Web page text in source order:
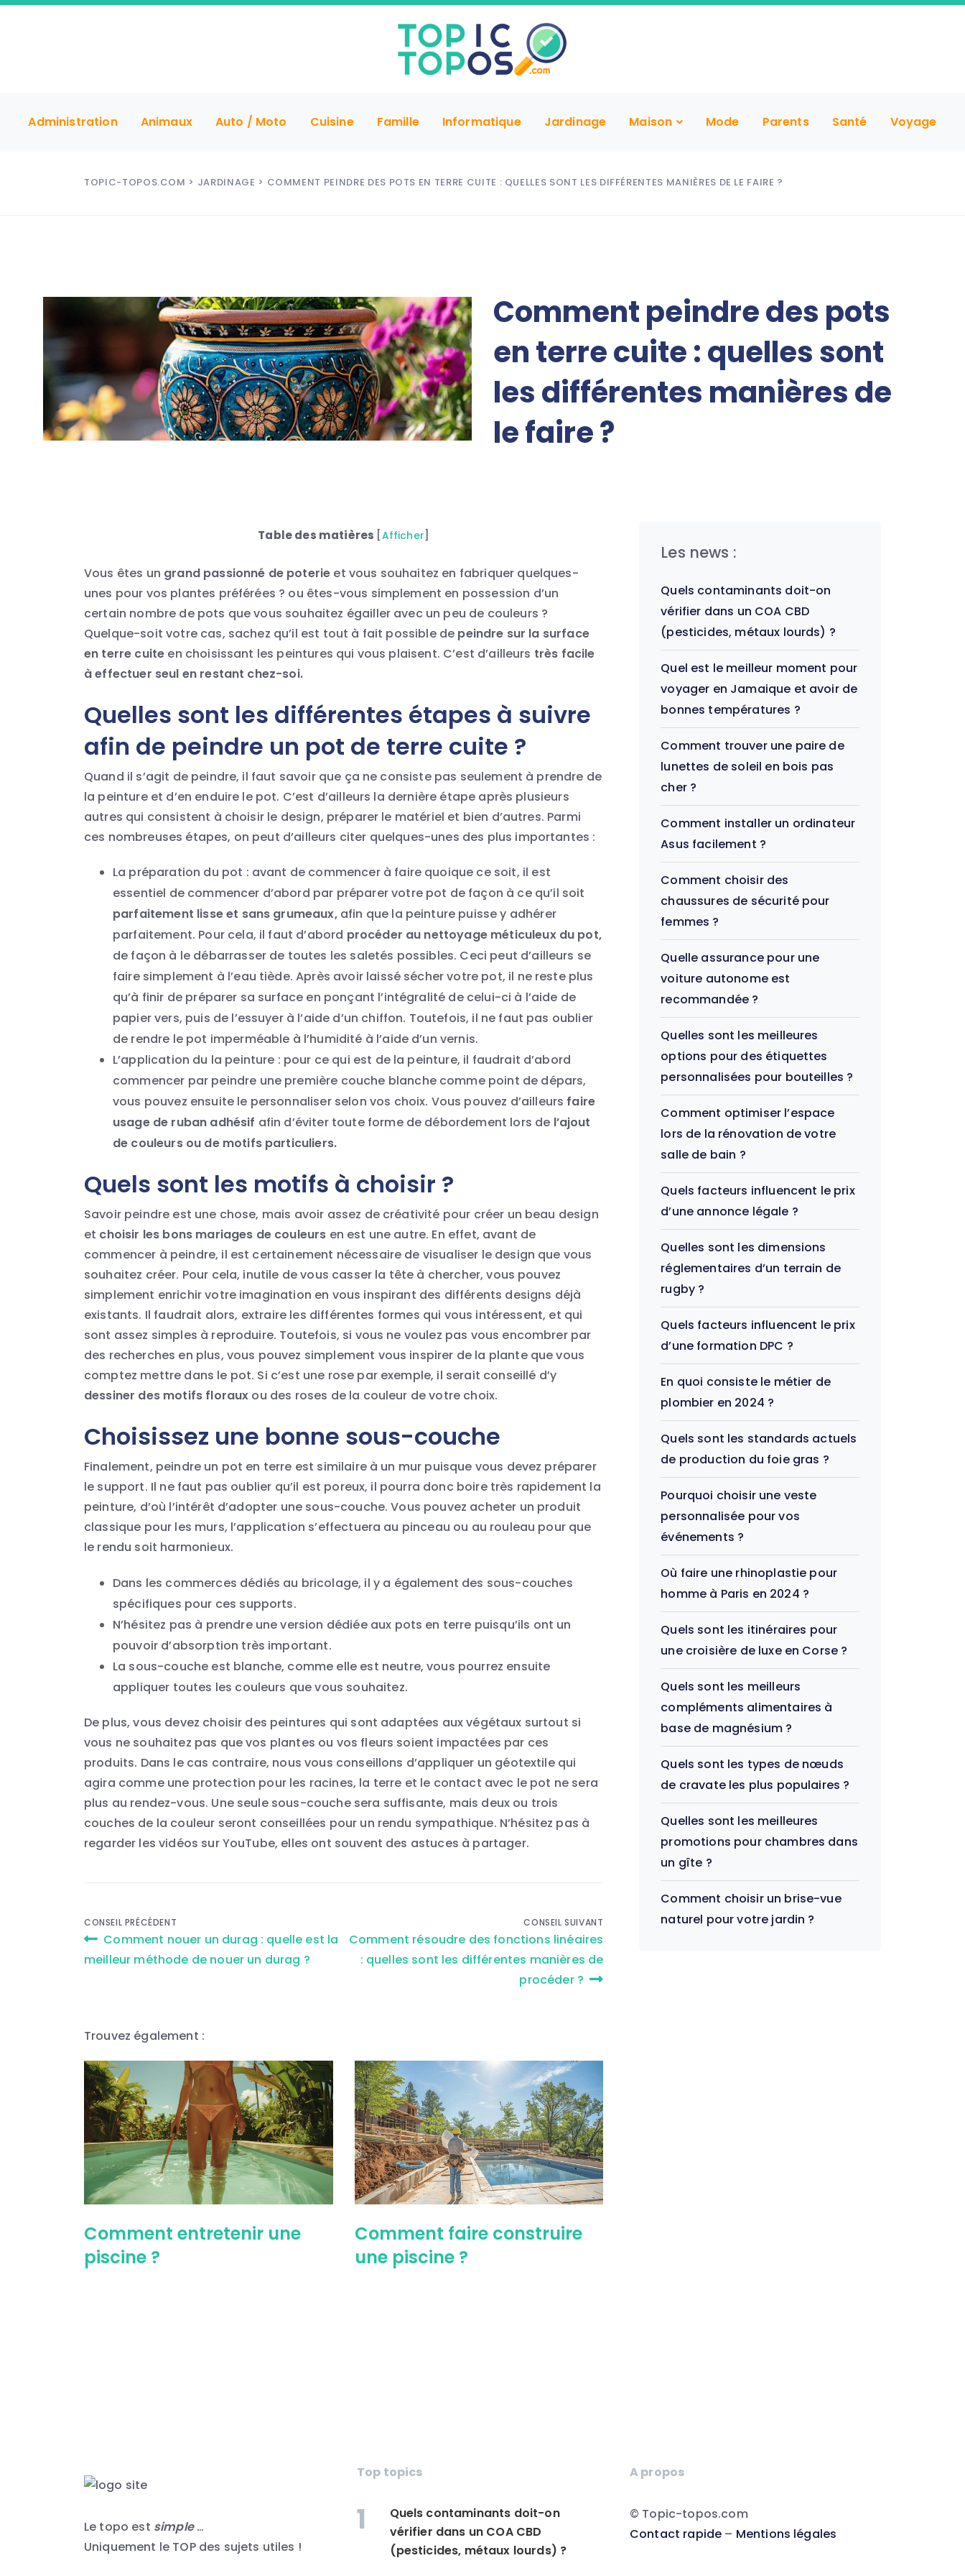
Administration Animaux Auto / Moto Cuisine Famille Informatique Jardinage Maison Mode Parents Santé Voyage
TOPIC-TOPOS.COM > JARDINAGE > COMMENT PEINDRE DES POTS EN TERRE CUITE : QUELLES SONT LES DIFFÉRENTES MANIÈRES DE LE FAIRE ?
Comment peindre des pots
en terre cuite : quelles sont
les différentes manières de
le faire ?
Table des matières Afficher
Vous êtes un grand passionné de poterie et vous souhaitez en fabriquer quelques-
unes pour vos plantes préférées ? ou êtes-vous simplement en possession d’un
certain nombre de pots que vous souhaitez égailler avec un peu de couleurs ?
Quelque-soit votre cas, sachez qu’il est tout à fait possible de peindre sur la surface
en terre cuite en choisissant les peintures qui vous plaisent. C’est d’ailleurs très facile
à effectuer seul en restant chez-soi.
Quelles sont les différentes étapes à suivre
afin de peindre un pot de terre cuite ?
Quand il s’agit de peindre, il faut savoir que ça ne consiste pas seulement à prendre de
la peinture et d’en enduire le pot. C’est d’ailleurs la dernière étape après plusieurs
autres qui consistent à choisir le design, préparer le matériel et bien d’autres. Parmi
ces nombreuses étapes, on peut d’ailleurs citer quelques-unes des plus importantes :
La préparation du pot : avant de commencer à faire quoique ce soit, il est
essentiel de commencer d’abord par préparer votre pot de façon à ce qu’il soit
parfaitement lisse et sans grumeaux, afin que la peinture puisse y adhérer
parfaitement. Pour cela, il faut d’abord procéder au nettoyage méticuleux du pot,
de façon à le débarrasser de toutes les saletés possibles. Ceci peut d’ailleurs se
faire simplement à l’eau tiède. Après avoir laissé sécher votre pot, il ne reste plus
qu’à finir de préparer sa surface en ponçant l’intégralité de celui-ci à l’aide de
papier vers, puis de l’essuyer à l’aide d’un chiffon. Toutefois, il ne faut pas oublier
de rendre le pot imperméable à l’humidité à l’aide d’un vernis.
L’application du la peinture : pour ce qui est de la peinture, il faudrait d’abord
commencer par peindre une première couche blanche comme point de dépars,
vous pouvez ensuite le personnaliser selon vos choix. Vous pouvez d’ailleurs faire
usage de ruban adhésif afin d’éviter toute forme de débordement lors de l’ajout
de couleurs ou de motifs particuliers.
Quels sont les motifs à choisir ?
Savoir peindre est une chose, mais avoir assez de créativité pour créer un beau design
et choisir les bons mariages de couleurs en est une autre. En effet, avant de
commencer à peindre, il est certainement nécessaire de visualiser le design que vous
souhaitez créer. Pour cela, inutile de vous casser la tête à chercher, vous pouvez
simplement enrichir votre imagination en vous inspirant des différents designs déjà
existants. Il faudrait alors, extraire les différentes formes qui vous intéressent, et qui
sont assez simples à reproduire. Toutefois, si vous ne voulez pas vous encombrer par
des recherches en plus, vous pouvez simplement vous inspirer de la plante que vous
comptez mettre dans le pot. Si c’est une rose par exemple, il serait conseillé d’y
dessiner des motifs floraux ou des roses de la couleur de votre choix.
Choisissez une bonne sous-couche
Finalement, peindre un pot en terre est similaire à un mur puisque vous devez préparer
le support. Il ne faut pas oublier qu’il est poreux, il pourra donc boire très rapidement la
peinture, d’où l’intérêt d’adopter une sous-couche. Vous pouvez acheter un produit
classique pour les murs, l’application s’effectuera au pinceau ou au rouleau pour que
le rendu soit harmonieux.
Dans les commerces dédiés au bricolage, il y a également des sous-couches
spécifiques pour ces supports.
N’hésitez pas à prendre une version dédiée aux pots en terre puisqu’ils ont un
pouvoir d’absorption très important.
La sous-couche est blanche, comme elle est neutre, vous pourrez ensuite
appliquer toutes les couleurs que vous souhaitez.
De plus, vous devez choisir des peintures qui sont adaptées aux végétaux surtout si
vous ne souhaitez pas que vos plantes ou vos fleurs soient impactées par ces
produits. Dans le cas contraire, nous vous conseillons d’appliquer un géotextile qui
agira comme une protection pour les racines, la terre et le contact avec le pot ne sera
plus au rendez-vous. Une seule sous-couche sera suffisante, mais deux ou trois
couches de la couleur seront conseillées pour un rendu sympathique. N’hésitez pas à
regarder les vidéos sur YouTube, elles ont souvent des astuces à partager.
Navigation
de
CONSEIL PRÉCÉDENT
Comment nouer un durag : quelle est la
meilleur méthode de nouer un durag ?
CONSEIL SUIVANT
Comment résoudre des fonctions linéaires
: quelles sont les différentes manières de
procéder ?
Trouvez également :
Comment entretenir une
piscine ?
Comment faire construire
une piscine ?
Les news :
Quels contaminants doit-on
vérifier dans un COA CBD
(pesticides, métaux lourds) ?
Quel est le meilleur moment pour
voyager en Jamaique et avoir de
bonnes températures ?
Comment trouver une paire de
lunettes de soleil en bois pas
cher ?
Comment installer un ordinateur
Asus facilement ?
Comment choisir des
chaussures de sécurité pour
femmes ?
Quelle assurance pour une
voiture autonome est
recommandée ?
Quelles sont les meilleures
options pour des étiquettes
personnalisées pour bouteilles ?
Comment optimiser l’espace
lors de la rénovation de votre
salle de bain ?
Quels facteurs influencent le prix
d’une annonce légale ?
Quelles sont les dimensions
réglementaires d’un terrain de
rugby ?
Quels facteurs influencent le prix
d’une formation DPC ?
En quoi consiste le métier de
plombier en 2024 ?
Quels sont les standards actuels
de production du foie gras ?
Pourquoi choisir une veste
personnalisée pour vos
événements ?
Où faire une rhinoplastie pour
homme à Paris en 2024 ?
Quels sont les itinéraires pour
une croisière de luxe en Corse ?
Quels sont les meilleurs
compléments alimentaires à
base de magnésium ?
Quels sont les types de nœuds
de cravate les plus populaires ?
Quelles sont les meilleures
promotions pour chambres dans
un gîte ?
Comment choisir un brise-vue
naturel pour votre jardin ?
Le topo est simple…
Uniquement le TOP des sujets utiles !
Top topics
1
Quels contaminants doit-on
vérifier dans un COA CBD
(pesticides, métaux lourds) ?
A propos
© Topic-topos.com
Contact rapide – Mentions légales